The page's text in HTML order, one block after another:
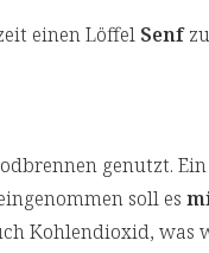
einen Löffel Senf
genutzt. Ein
soll es
Kohlendioxid, was